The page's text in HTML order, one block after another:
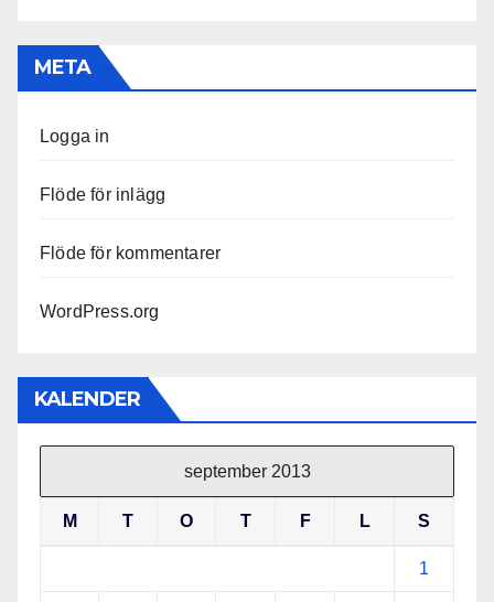
META
Logga in
Flöde för inlägg
Flöde för kommentarer
WordPress.org
KALENDER
september 2013
M T O T F L S
1